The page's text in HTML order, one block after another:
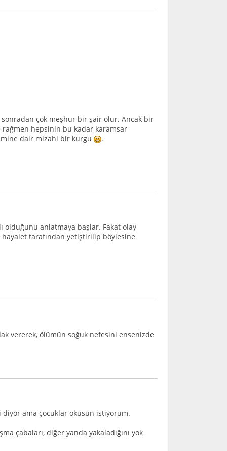
çok meşhur bir şair olur. Ancak bir
hepsinin bu kadar karamsar
dair mizahi bir kurgu
.
olduğunu anlatmaya başlar. Fakat olay
tarafından yetiştirilip böylesine
vererek, ölümün soğuk nefesini ensenizde
ama çocuklar okusun istiyorum.
çabaları, diğer yanda yakaladığını yok